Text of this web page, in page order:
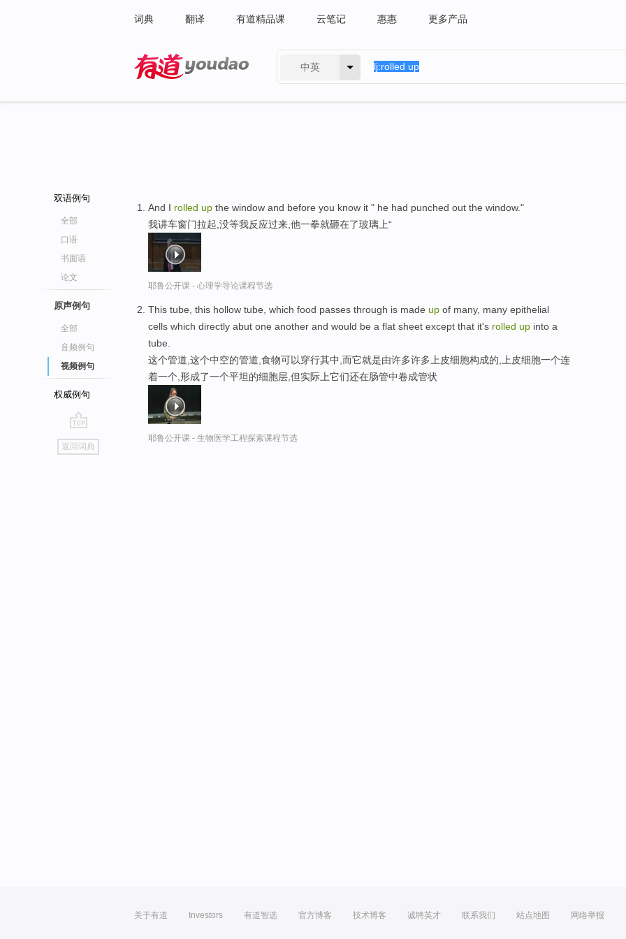
词典 翻译 有道精品课 云笔记 惠惠 更多产品
中英
双语例句
全部
口语
书面语
论文
原声例句
全部
音频例句
视频例句
权威例句
go
top
返回词典
And I rolled up the window and before you know it " he had punched out the window."
我讲车窗门拉起,没等我反应过来,他一拳就砸在了玻璃上“
耶鲁公开课 - 心理学导论课程节选
This tube, this hollow tube, which food passes through is made up of many, many epithelial
cells which directly abut one another and would be a flat sheet except that it's rolled up into a
tube.
这个管道,这个中空的管道,食物可以穿行其中,而它就是由许多许多上皮细胞构成的,上皮细胞一个连
着一个,形成了一个平坦的细胞层,但实际上它们还在肠管中卷成管状
耶鲁公开课 - 生物医学工程探索课程节选
关于有道 Investors 有道智选 官方博客 技术博客 诚聘英才 联系我们 站点地图 网络举报